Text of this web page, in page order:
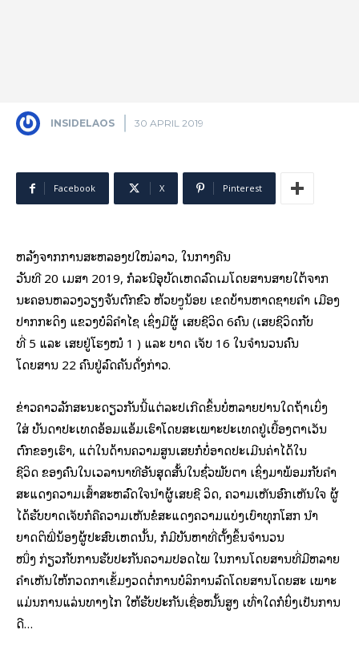
INSIDELAOS 30 APRIL 2019
Facebook X Pinterest
ຫລັງຈາກການສະຫລອງປີໃໝ່ລາວ, ໃນກາງຄືນ
ວັນທີ 20 ເມສາ 2019, ກໍລະນີອຸບັດເຫດລົດເມໂດຍສານສາຍໃຕ້ຈາກ
ນະຄອນຫລວງວຽງຈັນຕົກຂົວ ຫ້ວຍງູນ້ອຍ ເຂດບ້ານຫາດຊາຍຄໍາ ເມືອງ
ປາກກະດິງ ແຂວງບໍລິຄໍາໄຊ ເຊິ່ງມີຜູ້ ເສຍຊີວິດ 6ຄົນ (ເສຍຊີວິດກັບ
ທີ່ 5 ແລະ ເສຍຢູ່ໂຮງໝໍ 1 ) ແລະ ບາດ ເຈັບ 16 ໃນຈໍານວນຄົນ
ໂດຍສານ 22 ຄົນຢູ່ລົດຄັນດັ່ງກ່າວ.
ຂ່າວຄາວລັກສະນະດຽວກັນນີ້ແຕ່ລະປີເກີດຂຶ້ນບໍ່ຫລາຍປານໃດຖ້າເບິ່ງ
ໃສ່ ບັນດາປະເທດອ້ອມແອ້ມເຮົາໂດຍສະເພາະປະເທດຢູ່ເບື້ອງຕາເວັນ
ຕົກຂອງເຮົາ, ແຕ່ໃນດ້ານຄວາມສູນເສຍກໍບໍ່ອາດປະເມີນຄ່າໄດ້ໃນ
ຊີວິດ ຂອງຄົນໃນເວລານາທີອັນສຸດສັ້ນໃນຊົ່ວພັບຕາ ເຊິ່ງມາພ້ອມກັບຄໍາ
ສະແດງຄວາມເສົ້າສະຫລົດໃຈນໍາຜູ້ເສຍຊີ ວິດ, ຄວາມເຫັນອົກເຫັນໃຈ ຜູ້
ໄດ້ຮັບບາດເຈັບກໍຄືຄວາມເຫັນຂໍສະແດງຄວາມແບ່ງເບົາທຸກໂສກ ນໍາ
ຍາດຕິພີ່ນ້ອງຜູ້ປະສົບເຫດນັ້ນ, ກໍມີບັນຫາທີ່ຕັ້ງຂຶ້ນຈໍານວນ
ໜຶ່ງ ກ່ຽວກັບການຮັບປະກັນຄວາມປອດໄພ ໃນການໂດຍສານທີ່ມີຫລາຍ
ຄໍາເຫັນໃຫ້ກວດກາເຂັ້ມງວດຕໍ່ການບໍລິການລົດໂດຍສານໂດຍສະ ເພາະ
ແມ່ນການແລ່ນທາງໄກ ໃຫ້ຮັບປະກັນເຊື່ອໝັ້ນສູງ ເທົ່າໃດກໍຍິ່ງເປັນການ
ດີ…